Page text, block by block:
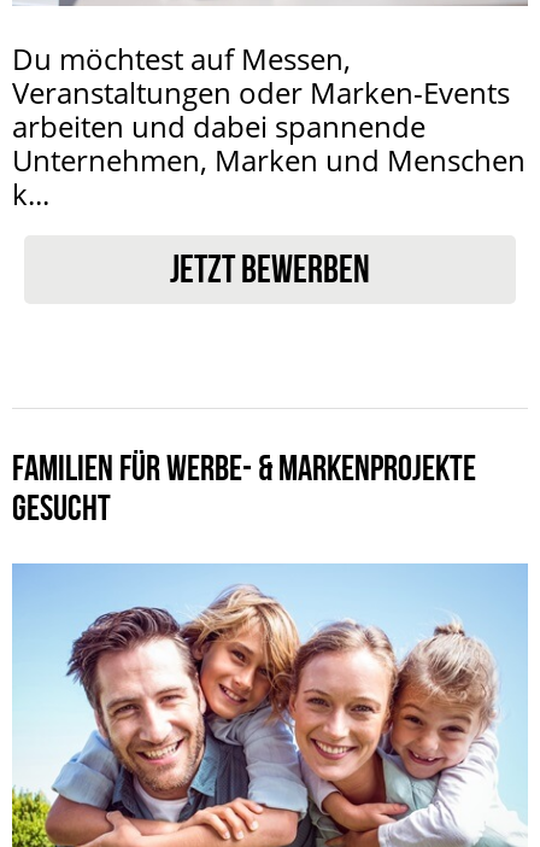
Du möchtest auf Messen,
Veranstaltungen oder Marken-Events
arbeiten und dabei spannende
Unternehmen, Marken und Menschen
k...
JETZT BEWERBEN
FAMILIEN FÜR WERBE- & MARKENPROJEKTE
GESUCHT